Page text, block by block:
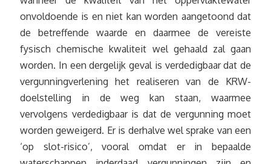
onvoldoende is en niet kan worden aangetoond dat
de betreffende waarde en daarmee de vereiste
fysisch chemische kwaliteit wel gehaald zal gaan
worden. In een dergelijk geval is verdedigbaar dat de
vergunningverlening het realiseren van de KRW-
doelstelling in de weg kan staan, waarmee
vervolgens verdedigbaar is dat de vergunning moet
worden geweigerd. Er is derhalve wel sprake van een
‘op slot-risico’, vooral omdat er in bepaalde